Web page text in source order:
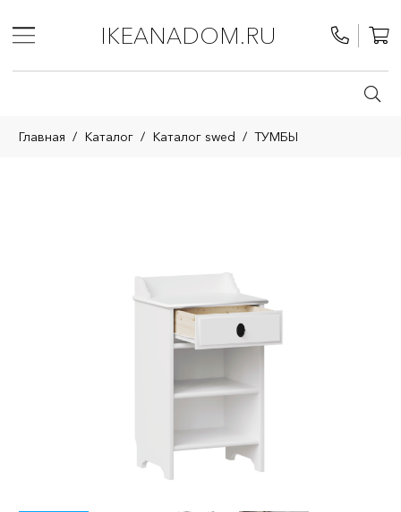
IKEANADOM.RU
Главная / Каталог / Каталог swed / ТУМБЫ